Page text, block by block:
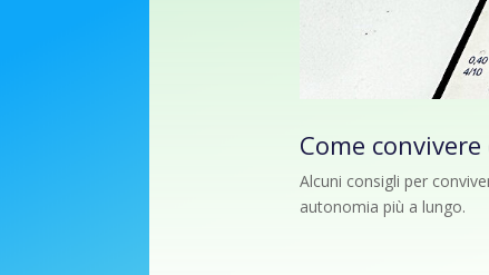
Come
Alcuni consigli per
autonomia più a lungo.